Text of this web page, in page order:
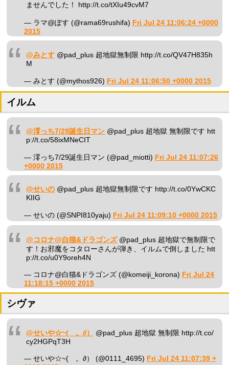
ませんでした！ http://t.co/tXIu49cvM7
— ラマ@ぽす (@rama69rushifa) Fri Jul 24 11:06:24 +0000
2015
@みとす @pad_plus 超地獄無制限 http://t.co/QV47H835h
M
— みとす (@mythos926) Fri Jul 24 11:06:50 +0000 2015
イルム
@澪っち7/29誕生日マン @pad_plus 超地獄 無制限です htt
p://t.co/58ixMNeCIT
— 澪っち7/29誕生日マン (@pad_miotti) Fri Jul 24 11:07:26
+0000 2015
@せいの @pad_plus 超地獄無制限です http://t.co/0YwCKC
KIIG
— せいの (@SNPI810yaju) Fri Jul 24 11:09:10 +0000 2015
@コロナ@白猫&ドラゴンズ@pad_plus 超地獄で無制限で
す！お邪魔をコタローさんが弾き、イルムで倒しました htt
p://t.co/u0Y9oreh4N
— コロナ@白猫&ドラゴンズ (@komeiji_korona) Fri Jul 24
11:18:15 +0000 2015
シヴァ
@せいや☆~(ゝ。∂）
@pad_plus 超地獄 無制限 http://t.co/
cy2HGPqT3H
— せいや☆~(ゝ。∂） (@0111_4695) Fri Jul 24 11:07:39 +